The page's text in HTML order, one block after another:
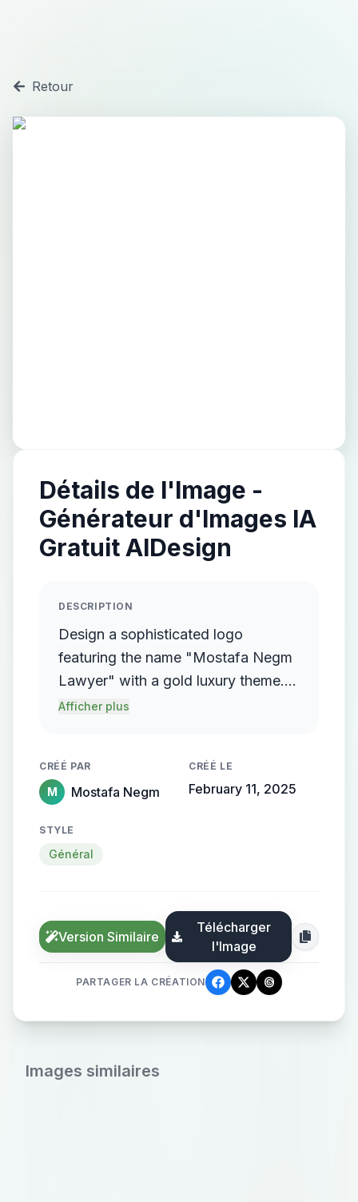
Retour
Détails de l'Image -
Générateur d'Images IA
Gratuit AIDesign
DESCRIPTION
Design a sophisticated logo
featuring the name "Mostafa Negm
Lawyer" with a gold luxury theme.
The logo should incorporate a
protruding from the background,
creating a sense of motion and
Afficher plus
CRÉÉ PAR
M Mostafa Negm
CRÉÉ LE
February 11, 2025
STYLE
Général
Version Similaire
Télécharger
l'Image
PARTAGER LA CRÉATION
Images similaires